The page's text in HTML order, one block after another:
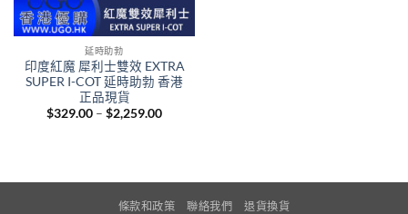
延時助勃
印度紅魔 犀利士雙效 EXTRA
SUPER I-COT 延時助勃 香港
正品現貨
$329.00 – $2,259.00Price
條款和政策 聯絡我們 退貨換貨